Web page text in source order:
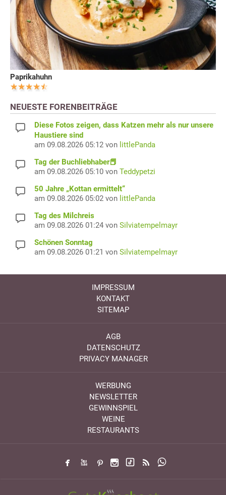
Paprikahuhn
NEUESTE FORENBEITRÄGE
Diese Fotos zeigen, dass Katzen mehr als nur unsere
Haustiere sind
am 09.08.2026 05:12 von littlePanda
Tag der Buchliebhaber📕
am 09.08.2026 05:10 von Teddypetzi
50 Jahre „Kottan ermittelt“
am 09.08.2026 05:02 von littlePanda
Tag des Milchreis
am 09.08.2026 01:24 von Silviatempelmayr
Schönen Sonntag
am 09.08.2026 01:21 von Silviatempelmayr
IMPRESSUM
KONTAKT
SITEMAP
AGB
DATENSCHUTZ
PRIVACY MANAGER
WERBUNG
NEWSLETTER
GEWINNSPIEL
WEINE
RESTAURANTS